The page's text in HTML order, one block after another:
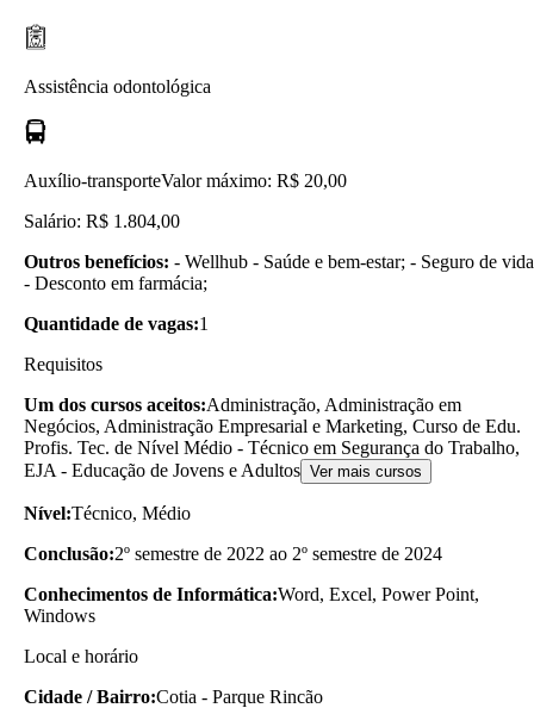
Assistência odontológica
Auxílio-transporteValor máximo: R$ 20,00
Salário: R$ 1.804,00
Outros benefícios: - Wellhub - Saúde e bem-estar; - Seguro de
- Desconto em farmácia;
Quantidade de vagas:1
Requisitos
Um dos cursos aceitos:Administração, Administração em
Negócios, Administração Empresarial e Marketing, Curso de Edu.
Profis. Tec. de Nível Médio - Técnico em Segurança do Trabalho,
EJA - Educação de Jovens e Adultos Ver mais cursos
Nível:Técnico, Médio
Conclusão:2º semestre de 2022 ao 2º semestre de 2024
Conhecimentos de Informática:Word, Excel, Power Point,
Windows
Local e horário
Cidade / Bairro:Cotia - Parque Rincão